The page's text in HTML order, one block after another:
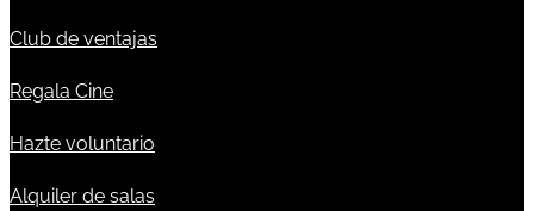
Club de ventajas
Regala Cine
Hazte voluntario
Alquiler de salas